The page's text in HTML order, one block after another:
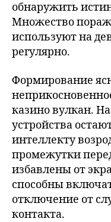
обнаружить
Множество
используют на
регулярно.
Формирование
казино вулкан.
устройства
интеллекту
промежутки
избавлены от
способны
отключение от
контакта.